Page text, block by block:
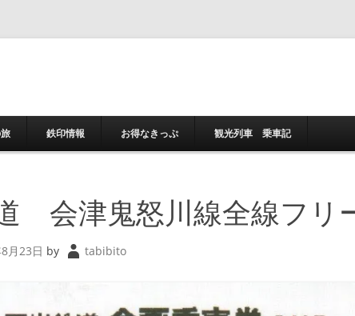
鉄印情報 お得なきっぷ 観光列車 乗車記
会津鬼怒川線全線フリ
月23日 by tabibito